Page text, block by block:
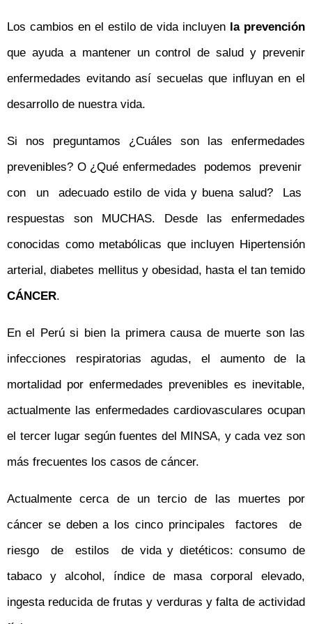
Los cambios en el estilo de vida incluyen la prevención
que ayuda a mantener un control de salud y prevenir
enfermedades evitando así secuelas que influyan en el
desarrollo de nuestra vida.
Si nos preguntamos ¿Cuáles son las enfermedades
prevenibles? O ¿Qué enfermedades podemos prevenir
con un adecuado estilo de vida y buena salud? Las
respuestas son MUCHAS. Desde las enfermedades
conocidas como metabólicas que incluyen Hipertensión
arterial, diabetes mellitus y obesidad, hasta el tan temido
CÁNCER.
En el Perú si bien la primera causa de muerte son las
infecciones respiratorias agudas, el aumento de la
mortalidad por enfermedades prevenibles es inevitable,
actualmente las enfermedades cardiovasculares ocupan
el tercer lugar según fuentes del MINSA, y cada vez son
más frecuentes los casos de cáncer.
Actualmente cerca de un tercio de las muertes por
cáncer se deben a los cinco principales factores de
riesgo de estilos de vida y dietéticos: consumo de
tabaco y alcohol, índice de masa corporal elevado,
ingesta reducida de frutas y verduras y falta de actividad